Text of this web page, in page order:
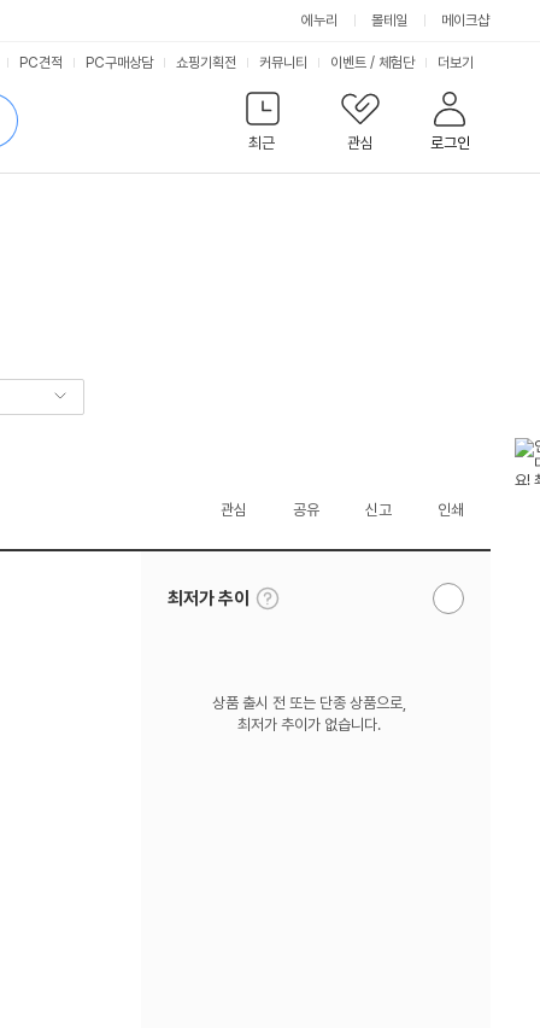
에누리 몰테일 메이크샵
최근
관심 로그인
PC견적 PC구매상담 쇼핑기획전 커뮤니티 이벤트 / 체험단 서
비
스
더보기
관심 공유 신고 인쇄
최저가 추이
툴
팁
알
상품 출시 전 또는 단종 상품으로,
최저가 추이가 없습니다.